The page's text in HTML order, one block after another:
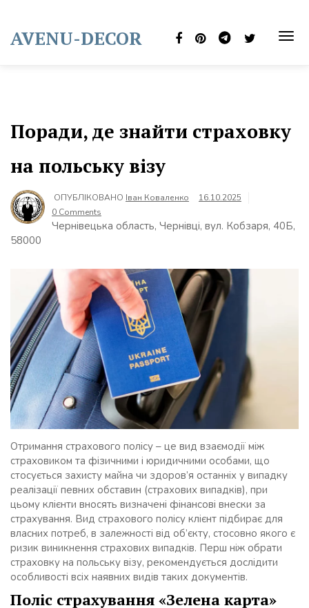
content
AVENU-DECOR
Поради, де знайти страховку
на польську візу
ОПУБЛІКОВАНО Іван Коваленко
16.10.2025
0 Comments
Чернівецька область, Чернівці, вул. Кобзаря, 40Б,
58000
Отримання страхового полісу – це вид взаємодії між
страховиком та фізичними і юридичними особами, що
стосується захисту майна чи здоров’я останніх у випадку
реалізації певних обставин (страхових випадків), при
цьому клієнти вносять визначені фінансові внески за
страхування. Вид страхового полісу клієнт підбирає для
власних потреб, в залежності від об’єкту, стосовно якого є
ризик виникнення страхових випадків. Перш ніж обрати
страховку на польську візу, рекомендується дослідити
особливості всіх наявних видів таких документів.
Поліс страхування «Зелена карта»